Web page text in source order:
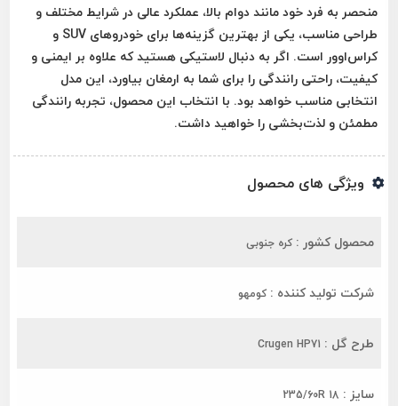
منحصر به فرد خود مانند دوام بالا، عملکرد عالی در شرایط مختلف و
طراحی مناسب، یکی از بهترین گزینه‌ها برای خودروهای SUV و
کراس‌اوور است. اگر به دنبال لاستیکی هستید که علاوه بر ایمنی و
کیفیت، راحتی رانندگی را برای شما به ارمغان بیاورد، این مدل
انتخابی مناسب خواهد بود. با انتخاب این محصول، تجربه رانندگی
مطمئن و لذت‌بخشی را خواهید داشت.
ویژگی های محصول
محصول کشور : کره جنوبی
شرکت تولید کننده : کومهو
طرح گل : Crugen HP71
سایز : 235/60R 18